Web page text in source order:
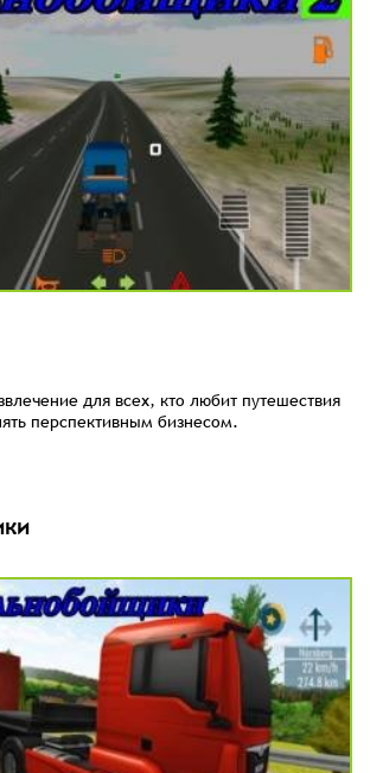
для всех, кто любит путешествия
перспективным бизнесом.